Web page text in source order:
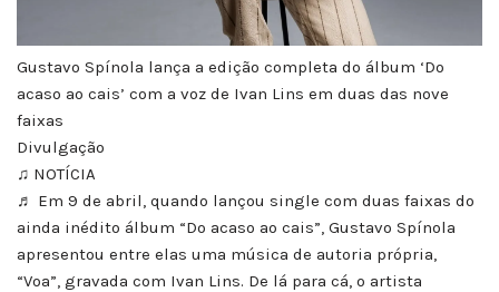
Gustavo Spínola lança a edição completa do álbum ‘Do
acaso ao cais’ com a voz de Ivan Lins em duas das nove
faixas
Divulgação
♫ NOTÍCIA
♬ Em 9 de abril, quando lançou single com duas faixas do
ainda inédito álbum “Do acaso ao cais”, Gustavo Spínola
apresentou entre elas uma música de autoria própria,
“Voa”, gravada com Ivan Lins. De lá para cá, o artista